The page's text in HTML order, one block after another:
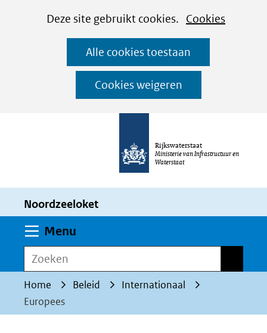
CookiesDeze site gebruikt cookies. Cookies
worden
toegestaan
geweigerd.
Alle cookies toestaan
Cookies weigeren
Ga
naar
de
inhoud
Rijkswaterstaat
Ministerie van Infrastructuur en
Waterstaat
Noordzeeloket
Menu
Zoeken
Home Beleid
Internationaal
Europees